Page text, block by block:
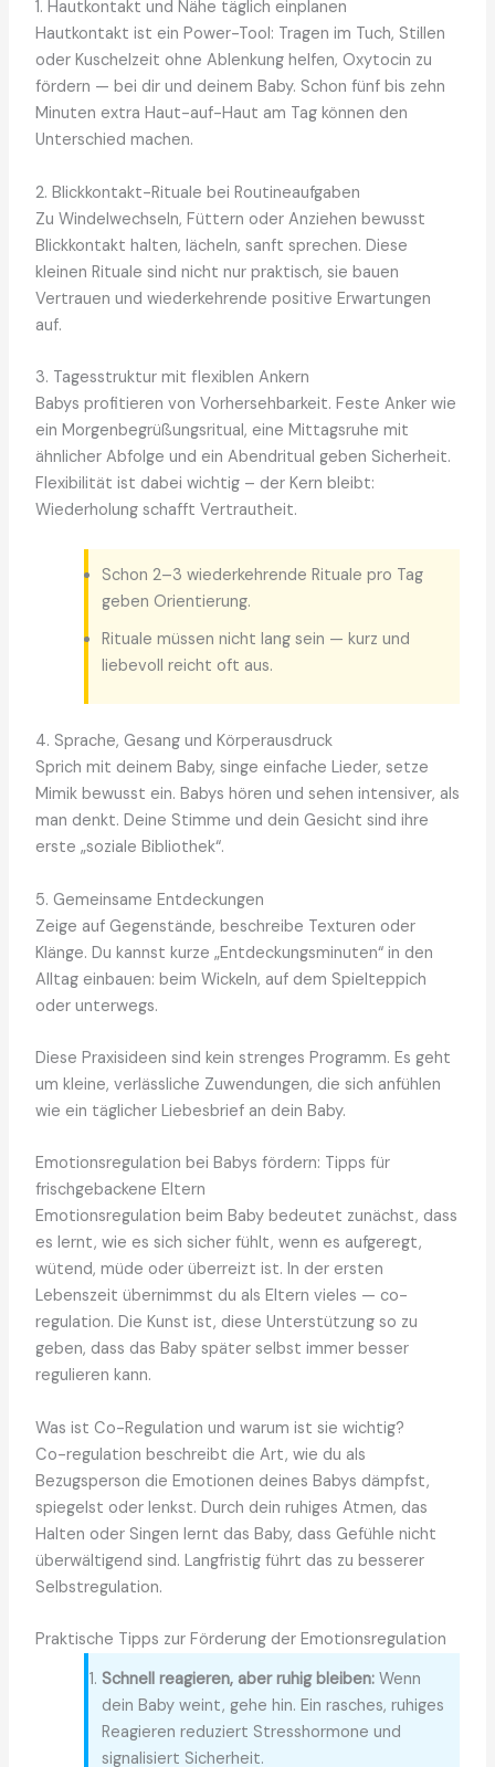
1. Hautkontakt und Nähe täglich einplanen
Hautkontakt ist ein Power-Tool: Tragen im Tuch, Stillen
oder Kuschelzeit ohne Ablenkung helfen, Oxytocin zu
fördern — bei dir und deinem Baby. Schon fünf bis zehn
Minuten extra Haut-auf-Haut am Tag können den
Unterschied machen.
2. Blickkontakt-Rituale bei Routineaufgaben
Zu Windelwechseln, Füttern oder Anziehen bewusst
Blickkontakt halten, lächeln, sanft sprechen. Diese
kleinen Rituale sind nicht nur praktisch, sie bauen
Vertrauen und wiederkehrende positive Erwartungen
auf.
3. Tagesstruktur mit flexiblen Ankern
Babys profitieren von Vorhersehbarkeit. Feste Anker wie
ein Morgenbegrüßungsritual, eine Mittagsruhe mit
ähnlicher Abfolge und ein Abendritual geben Sicherheit.
Flexibilität ist dabei wichtig – der Kern bleibt:
Wiederholung schafft Vertrautheit.
Schon 2–3 wiederkehrende Rituale pro Tag
geben Orientierung.
Rituale müssen nicht lang sein — kurz und
liebevoll reicht oft aus.
4. Sprache, Gesang und Körperausdruck
Sprich mit deinem Baby, singe einfache Lieder, setze
Mimik bewusst ein. Babys hören und sehen intensiver, als
man denkt. Deine Stimme und dein Gesicht sind ihre
erste „soziale Bibliothek“.
5. Gemeinsame Entdeckungen
Zeige auf Gegenstände, beschreibe Texturen oder
Klänge. Du kannst kurze „Entdeckungsminuten“ in den
Alltag einbauen: beim Wickeln, auf dem Spielteppich
oder unterwegs.
Diese Praxisideen sind kein strenges Programm. Es geht
um kleine, verlässliche Zuwendungen, die sich anfühlen
wie ein täglicher Liebesbrief an dein Baby.
Emotionsregulation bei Babys fördern: Tipps für
frischgebackene Eltern
Emotionsregulation beim Baby bedeutet zunächst, dass
es lernt, wie es sich sicher fühlt, wenn es aufgeregt,
wütend, müde oder überreizt ist. In der ersten
Lebenszeit übernimmst du als Eltern vieles — co-
regulation. Die Kunst ist, diese Unterstützung so zu
geben, dass das Baby später selbst immer besser
regulieren kann.
Was ist Co-Regulation und warum ist sie wichtig?
Co-regulation beschreibt die Art, wie du als
Bezugsperson die Emotionen deines Babys dämpfst,
spiegelst oder lenkst. Durch dein ruhiges Atmen, das
Halten oder Singen lernt das Baby, dass Gefühle nicht
überwältigend sind. Langfristig führt das zu besserer
Selbstregulation.
Praktische Tipps zur Förderung der Emotionsregulation
Schnell reagieren, aber ruhig bleiben:Wenn
dein Baby weint, gehe hin. Ein rasches, ruhiges
Reagieren reduziert Stresshormone und
signalisiert Sicherheit.